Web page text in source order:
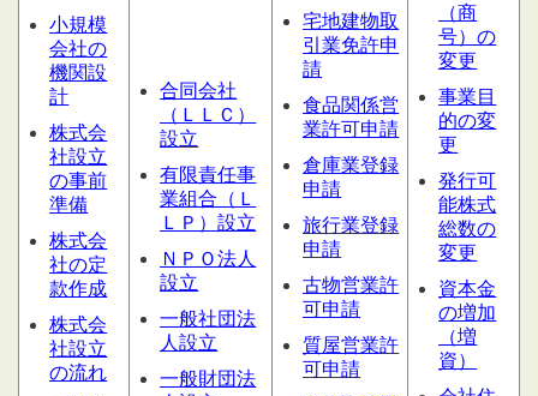
小規模
会社の
機関設
計
株式会
社設立
の事前
準備
株式会
社の定
款作成
株式会
社設立
の流れ
合同会社
（ＬＬＣ）
設立
有限責任事
業組合（Ｌ
ＬＰ）設立
ＮＰＯ法人
設立
一般社団法
人設立
一般財団法
宅地建物取
引業免許申
請
食品関係営
業許可申請
倉庫業登録
申請
旅行業登録
申請
古物営業許
可申請
質屋営業許
可申請
（商
号）の
変更
事業目
的の変
更
発行可
能株式
総数の
変更
資本金
の増加
（増
資）